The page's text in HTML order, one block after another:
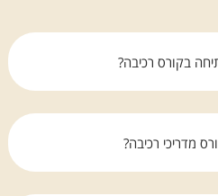
בקורס רכיבה?
מענה לרוכבים, טרם
הקורס ועד לסיומו
הסיום ברמה נאותה
מדריכי רכיבה?